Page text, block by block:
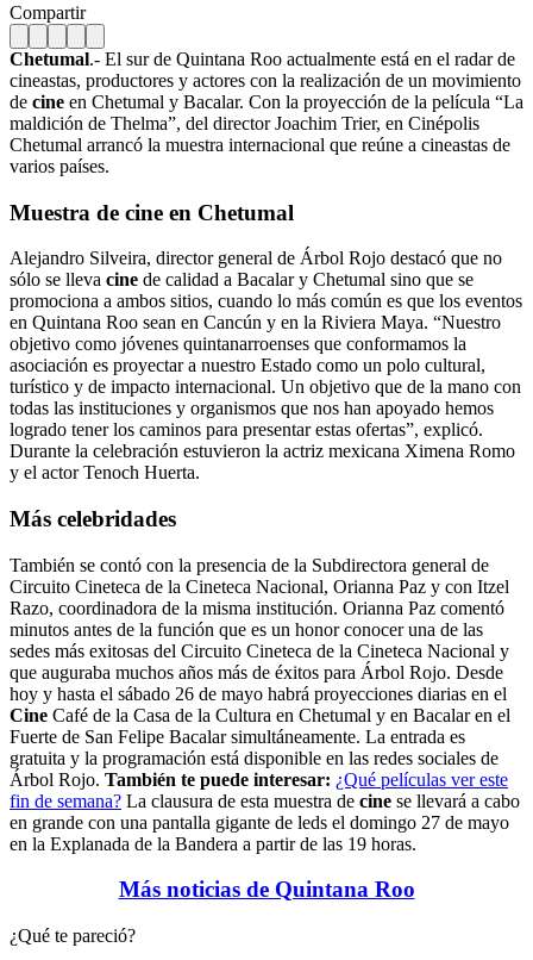
Compartir
Chetumal.- El sur de Quintana Roo actualmente está en el radar de
cineastas, productores y actores con la realización de un movimiento
de cine en Chetumal y Bacalar. Con la proyección de la película “La
maldición de Thelma”, del director Joachim Trier, en Cinépolis
Chetumal arrancó la muestra internacional que reúne a cineastas de
varios países.
Muestra de cine en Chetumal
Alejandro Silveira, director general de Árbol Rojo destacó que no
sólo se lleva cine de calidad a Bacalar y Chetumal sino que se
promociona a ambos sitios, cuando lo más común es que los eventos
en Quintana Roo sean en Cancún y en la Riviera Maya. “Nuestro
objetivo como jóvenes quintanarroenses que conformamos la
asociación es proyectar a nuestro Estado como un polo cultural,
turístico y de impacto internacional. Un objetivo que de la mano con
todas las instituciones y organismos que nos han apoyado hemos
logrado tener los caminos para presentar estas ofertas”, explicó.
Durante la celebración estuvieron la actriz mexicana Ximena Romo
y el actor Tenoch Huerta.
Más celebridades
También se contó con la presencia de la Subdirectora general de
Circuito Cineteca de la Cineteca Nacional, Orianna Paz y con Itzel
Razo, coordinadora de la misma institución. Orianna Paz comentó
minutos antes de la función que es un honor conocer una de las
sedes más exitosas del Circuito Cineteca de la Cineteca Nacional y
que auguraba muchos años más de éxitos para Árbol Rojo. Desde
hoy y hasta el sábado 26 de mayo habrá proyecciones diarias en el
Cine Café de la Casa de la Cultura en Chetumal y en Bacalar en el
Fuerte de San Felipe Bacalar simultáneamente. La entrada es
gratuita y la programación está disponible en las redes sociales de
Árbol Rojo. También te puede interesar: ¿Qué películas ver este
fin de semana? La clausura de esta muestra de cine se llevará a cabo
en grande con una pantalla gigante de leds el domingo 27 de mayo
en la Explanada de la Bandera a partir de las 19 horas.
Más noticias de Quintana Roo
¿Qué te pareció?